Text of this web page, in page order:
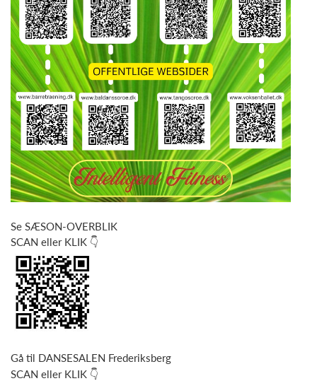
Se SÆSON-OVERBLIK
SCAN eller KLIK 👇
Gå til DANSESALEN Frederiksberg
SCAN eller KLIK 👇